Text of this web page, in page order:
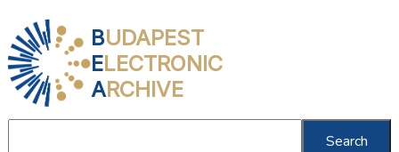
BUDAPEST
ELECTRONIC
ARCHIVE
Search